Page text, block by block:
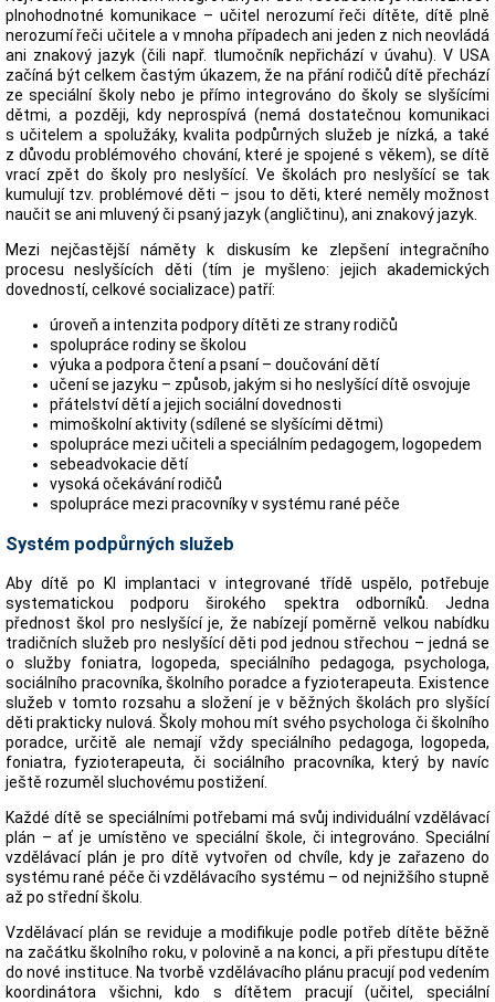
plnohodnotné komunikace – učitel nerozumí řeči dítěte, dítě plně
nerozumí řeči učitele a v mnoha případech ani jeden z nich neovládá
ani znakový jazyk (čili např. tlumočník nepřichází v úvahu). V USA
začíná být celkem častým úkazem, že na přání rodičů dítě přechází
ze speciální školy nebo je přímo integrováno do školy se slyšícími
dětmi, a později, kdy neprospívá (nemá dostatečnou komunikaci
s učitelem a spolužáky, kvalita podpůrných služeb je nízká, a také
z důvodu problémového chování, které je spojené s věkem), se dítě
vrací zpět do školy pro neslyšící. Ve školách pro neslyšící se tak
kumulují tzv. problémové děti – jsou to děti, které neměly možnost
naučit se ani mluvený či psaný jazyk (angličtinu), ani znakový jazyk.
Mezi nejčastější náměty k diskusím ke zlepšení integračního
procesu neslyšících děti (tím je myšleno: jejich akademických
dovedností, celkové socializace) patří:
úroveň a intenzita podpory dítěti ze strany rodičů
spolupráce rodiny se školou
výuka a podpora čtení a psaní – doučování dětí
učení se jazyku – způsob, jakým si ho neslyšící dítě osvojuje
přátelství dětí a jejich sociální dovednosti
mimoškolní aktivity (sdílené se slyšícími dětmi)
spolupráce mezi učiteli a speciálním pedagogem, logopedem
sebeadvokacie dětí
vysoká očekávání rodičů
spolupráce mezi pracovníky v systému rané péče
Systém podpůrných služeb
Aby dítě po KI implantaci v integrované třídě uspělo, potřebuje
systematickou podporu širokého spektra odborníků. Jedna
přednost škol pro neslyšící je, že nabízejí poměrně velkou nabídku
tradičních služeb pro neslyšící děti pod jednou střechou – jedná se
o služby foniatra, logopeda, speciálního pedagoga, psychologa,
sociálního pracovníka, školního poradce a fyzioterapeuta. Existence
služeb v tomto rozsahu a složení je v běžných školách pro slyšící
děti prakticky nulová. Školy mohou mít svého psychologa či školního
poradce, určitě ale nemají vždy speciálního pedagoga, logopeda,
foniatra, fyzioterapeuta, či sociálního pracovníka, který by navíc
ještě rozuměl sluchovému postižení.
Každé dítě se speciálními potřebami má svůj individuální vzdělávací
plán – ať je umístěno ve speciální škole, či integrováno. Speciální
vzdělávací plán je pro dítě vytvořen od chvíle, kdy je zařazeno do
systému rané péče či vzdělávacího systému – od nejnižšího stupně
až po střední školu.
Vzdělávací plán se reviduje a modifikuje podle potřeb dítěte běžně
na začátku školního roku, v polovině a na konci, a při přestupu dítěte
do nové instituce. Na tvorbě vzdělávacího plánu pracují pod vedením
koordinátora všichni, kdo s dítětem pracují (učitel, speciální